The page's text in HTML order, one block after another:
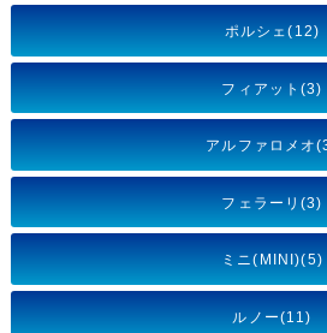
ポルシェ(12)
フィアット(3)
アルファロメオ
フェラーリ(3)
ミニ(MINI)(5)
ルノー(11)